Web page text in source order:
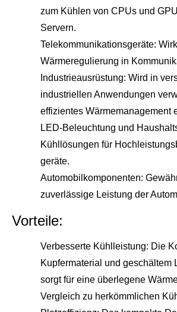
zum Kühlen von CPUs und
Servern.
Telekommunikationsgeräte:
Wärmeregulierung in
Industrieausrüstung: Wird in
industriellen Anwendungen
effizientes Wärmemanagement
LED-Beleuchtung und
Kühllösungen für
geräte.
Automobilkomponenten:
zuverlässige Leistung der
Vorteile:
Verbesserte Kühlleistung: Die
Kupfermaterial und geschältem
sorgt für eine überlegene
Vergleich zu herkömmlichen